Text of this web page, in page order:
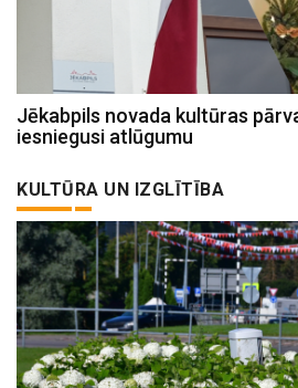
Jēkabpils novada kultūras
iesniegusi atlūgumu
KULTŪRA UN IZGLĪTĪBA